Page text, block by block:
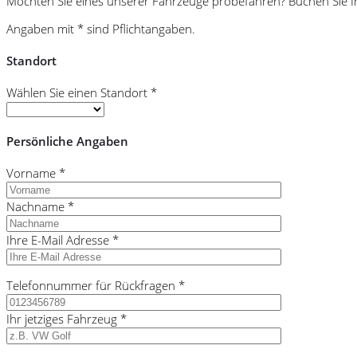
Angaben mit * sind Pflichtangaben.
Standort
Wählen Sie einen Standort *
Persönliche Angaben
Vorname *
Nachname *
Ihre E-Mail Adresse *
Telefonnummer für Rückfragen *
Ihr jetziges Fahrzeug *